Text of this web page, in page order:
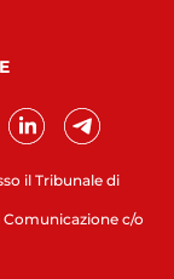
il Tribunale di
c/o